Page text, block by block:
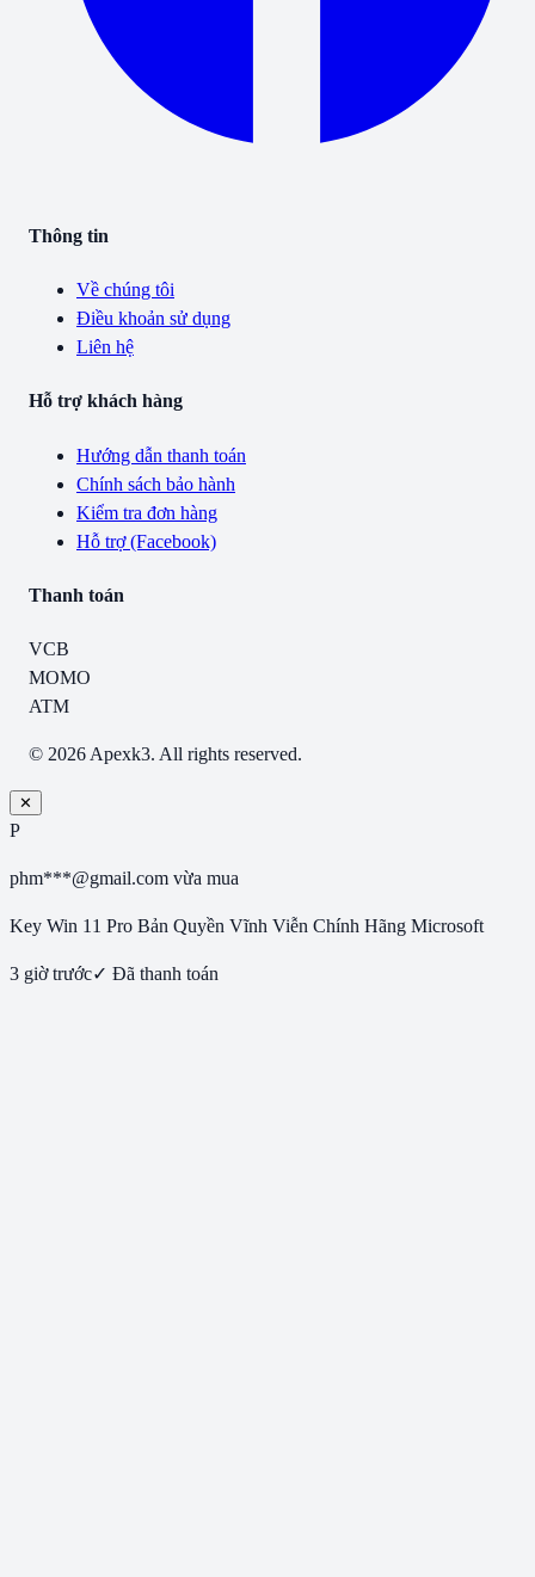
Thông tin
Về chúng tôi
Điều khoản sử dụng
Liên hệ
Hỗ trợ khách hàng
Hướng dẫn thanh toán
Chính sách bảo hành
Kiểm tra đơn hàng
Hỗ trợ (Facebook)
Thanh toán
VCB
MOMO
ATM
© 2026 Apexk3. All rights reserved.
✕
P
phm***@gmail.com vừa mua
Key Win 11 Pro Bản Quyền Vĩnh Viễn Chính Hãng Microsoft
3 giờ trước✓ Đã thanh toán